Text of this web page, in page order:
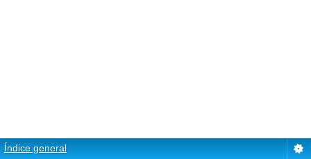
Índice general